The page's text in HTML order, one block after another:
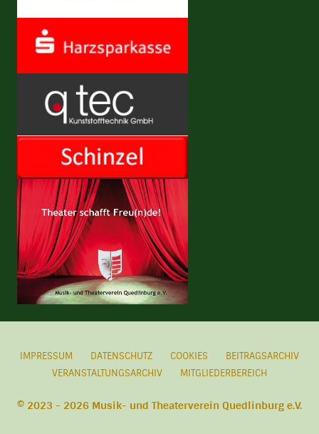
IMPRESSUM DATENSCHUTZ COOKIES
BEITRAGSARCHIV
VERANSTALTUNGSARCHIV
MITGLIEDERBEREICH
© 2023 - 2026 Musik- und Theaterverein Quedlinburg e.V.